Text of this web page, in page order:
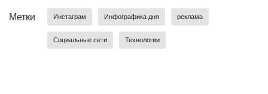
Метки Инстаграм Инфографика дня реклама
Социальные сети Технологии